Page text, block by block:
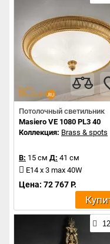
Потолочный светильник
Masiero VE 1080 PL3 40
Коллекция: Brass & spots
В: 15 см Д: 41 см
E14 x 3 max 40W
Цена: 72 767 Р.